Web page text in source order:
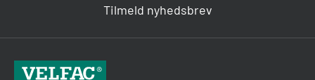
Tilmeld nyhedsbrev